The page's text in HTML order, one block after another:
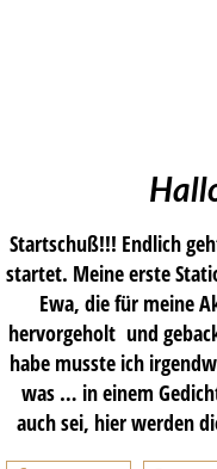
Startschuß!!! Endlich
startet. Meine erste
Ewa, die für meine
hervorgeholt und
habe musste ich
was … in einem
auch sei, hier werden